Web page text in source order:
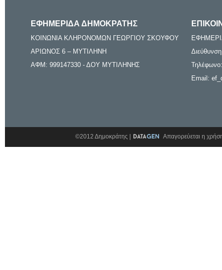
ΕΦΗΜΕΡΙΔΑ ΔΗΜΟΚΡΑΤΗΣ
ΚΟΙΝΩΝΙΑ ΚΛΗΡΟΝΟΜΩΝ ΓΕΩΡΓΙΟΥ ΣΚΟΥΦΟΥ
ΑΡΙΩΝΟΣ 6 – ΜΥΤΙΛΗΝΗ
ΑΦΜ: 999147330 - ΔΟΥ ΜΥΤΙΛΗΝΗΣ
Email:
©2012 Δημοκράτης | Απαγορεύεται η